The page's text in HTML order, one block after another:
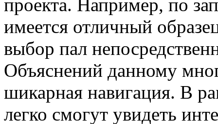
проекта. Например, по
имеется отличный
выбор пал
Объяснений данному
шикарная навигация. В
легко смогут увидеть